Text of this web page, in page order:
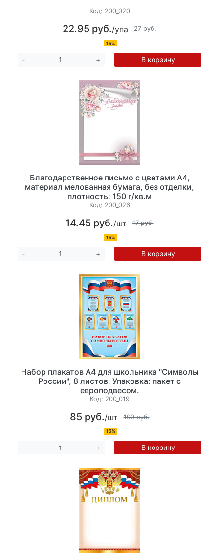
Код: 200_020
22.95 руб./упа 27 руб.
15%
- + В корзину
Благодарственное письмо с цветами А4,
материал мелованная бумага, без отделки,
плотность: 150 г/кв.м
Код: 200_026
14.45 руб./шт 17 руб.
15%
- + В корзину
Набор плакатов А4 для школьника "Символы
России", 8 листов. Упаковка: пакет с
европодвесом.
Код: 200_019
85 руб./шт 100 руб.
15%
- + В корзину